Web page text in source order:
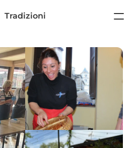
Tradizioni